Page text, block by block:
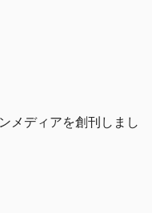
メディアを創刊しまし